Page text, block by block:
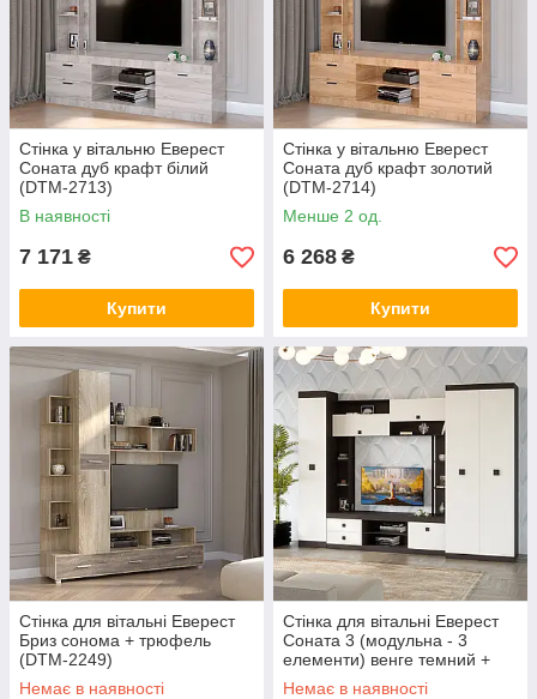
Стінка у вітальню Еверест
Соната дуб крафт білий
(DTM-2713)
В наявності
7 171 ₴
Купити
Стінка у вітальню Еверест
Соната дуб крафт золотий
(DTM-2714)
Менше 2 од.
6 268 ₴
Купити
Стінка для вітальні Еверест
Бриз сонома + трюфель
(DTM-2249)
Немає в наявності
Стінка для вітальні Еверест
Соната 3 (модульна - 3
елементи) венге темний +
білий (DTM-2514)
Немає в наявності